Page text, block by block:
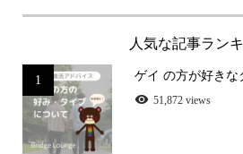
人気な記事ラン
1 ゲイ の方が好きな
51,872 views